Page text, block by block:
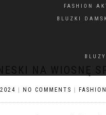
FASHION
BLUZKI
NA WIOSNĘ
NO COMMENTS